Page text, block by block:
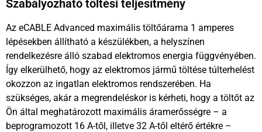
Szabályozható töltési teljesítmény
Az eCABLE Advanced maximális töltőárama 1 amperes
lépésekben állítható a készülékben, a helyszínen
rendelkezésre álló szabad elektromos energia függvényében.
Így elkerülhető, hogy az elektromos jármű töltése túlterhelést
okozzon az ingatlan elektromos rendszerében. Ha
szükséges, akár a megrendeléskor is kérheti, hogy a töltőt az
Ön által meghatározott maximális áramerősségre – a
beprogramozott 16 A-től, illetve 32 A-től eltérő értékre –